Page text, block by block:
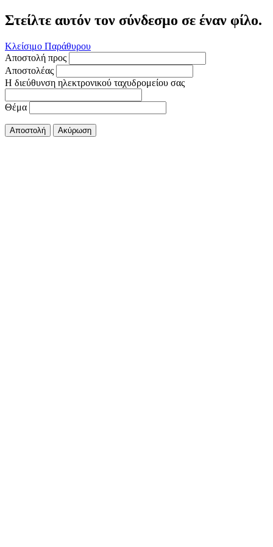
Στείλτε αυτόν τον σύνδεσμο σε έναν φίλο.
Κλείσιμο Παράθυρου
Αποστολή προς
Αποστολέας
Η διεύθυνση ηλεκτρονικού ταχυδρομείου σας
Θέμα
Αποστολή Ακύρωση